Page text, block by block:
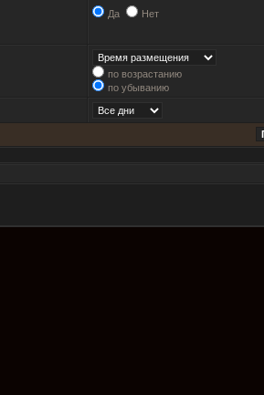
Да Нет
по возрастанию
по убыванию